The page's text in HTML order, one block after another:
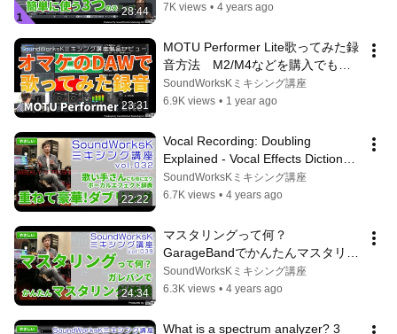
28:44
Settings...
7K views • 4 years ago
23:31
MOTU Performer Lite歌ってみた録
音方法　M2/M4などを購入でもら
える無料DAWで歌ってみた録音に
挑戦！
SoundWorksKミキシング講座
6.9K views • 1 year ago
22:22
Vocal Recording: Doubling
Explained - Vocal Effects Dictionary
Useful for Singers Too - Does
Laye...
SoundWorksKミキシング講座
6.7K views • 4 years ago
24:34
マスタリングって何？
GarageBandでかんたんマスタリン
グ体験 [難しさ:やさしい vol.039]
SoundWorksKミキシング講座
6.3K views • 4 years ago
What is a spectrum analyzer? 3